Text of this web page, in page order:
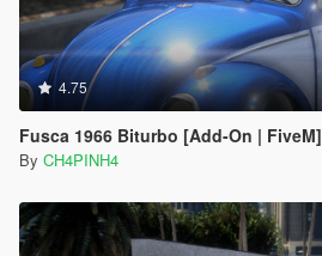
4.75
Fusca 1966 Biturbo [Add-On | FiveM]
By CH4PINH4